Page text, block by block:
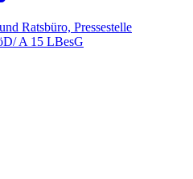
Ratsbüro, Pressestelle
A 15 LBesG